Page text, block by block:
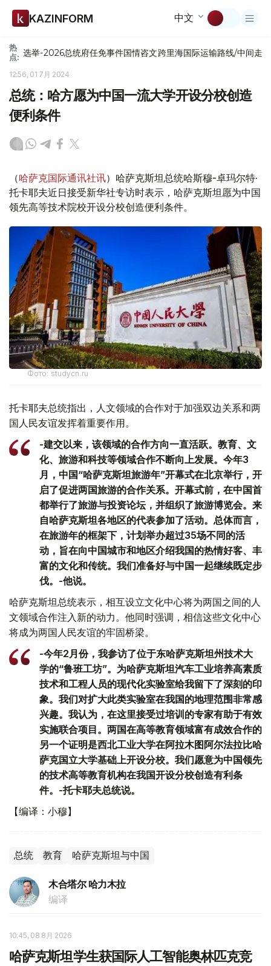
KAZINFORM 中文
热
点: 选举-2026总统府任免事件国情咨文跨里海国际运输路线/中间走廊
12:56, 01 7月 2024
总统：哈方愿为中国一流大学开设分校创造
便利条件
（哈萨克国际通讯社讯）哈萨克斯坦总统哈斯穆-卓玛尔特·
托卡耶夫近日接受新华社专访时表示，哈萨克斯坦愿为中国
领先高等技术院校开设分校创造便利条件。
Фото: studycn.ru
托卡耶夫总统指出，人文领域的合作对于加强双边关系和两
国人民友谊发挥着重要作用。
-建交以来，该领域的合作方向一直活跃。教育、文
化、旅游和科技等领域合作不断向上发展。今年3
月，中国“哈萨克斯坦旅游年”开幕式在北京举行，开
启了促进两国旅游的合作关系。开幕式前，在中国首
都举行了旅游与投资论坛，并组织了旅游博览会。来
自哈萨克斯坦各地区的代表参加了活动。总体而言，
在旅游年的框架下，计划举办超过35场不同的活
动，旨在向中国城市和地区介绍我国的热情好客、丰
富的文化和传统。我们准备好与中国一起继续既定步
伐。-他说。
哈萨克斯坦总统表示，相互设立文化中心将为两国之间的人
文领域合作注入新的动力。他同时强调，相信这些文化中心
将成为两国人民友谊的牢固桥梁。
-今年2月份，我参访了位于东哈萨克斯坦州技术大
学的“鲁班工坊”。为哈萨克斯坦汽车工业培养高素质
技术和工程人员的现代化实验室给我留下了深刻的印
象。我们对扩大此类实验室在我国的地理范围非常感
兴趣。我认为，在这里接受过培训的专家有助于有效
实施联合项目。两国在高等教育领域富有成效合作的
另一个证明是西北工业大学在阿拉木图阿尔法拉比哈
萨克国立大学基础上开设分校。我们愿意为中国领先
的技术高等教育机构在我国开设分校创造有利条
件。-托卡耶夫总统说。
【编译：小穆】
总统 教育 哈萨克斯坦与中国
木合塔尔 哈力木拉
编译
10:45, 08 8月 2026
哈萨克斯坦学生获国际人工智能奥林匹克竞